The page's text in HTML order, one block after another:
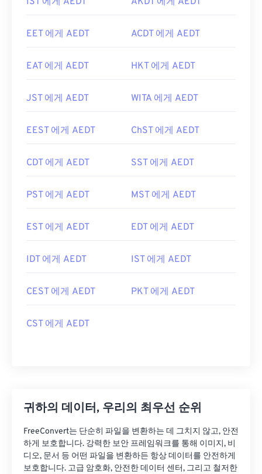
EET 에게 AEDT ACDT 에게 AEDT
EAT 에게 AEDT HKT 에게 AEDT
JST 에게 AEDT WITA 에게 AEDT
EEST 에게 AEDT ChST 에게 AEDT
CDT 에게 AEDT SST 에게 AEDT
PST 에게 AEDT MST 에게 AEDT
EST 에게 AEDT EDT 에게 AEDT
IDT 에게 AEDT IST 에게 AEDT
CEST 에게 AEDT PKT 에게 AEDT
CST 에게 AEDT
귀하의 데이터, 우리의 최우선 순위
FreeConvert는 단순히 파일을 변환하는 데 그치지 않고, 안전
하게 보호합니다. 강력한 보안 프레임워크를 통해 이미지, 비
디오, 문서 등 어떤 파일을 변환하든 항상 데이터를 안전하게
보호합니다. 고급 암호화, 안전한 데이터 센터, 그리고 철저한